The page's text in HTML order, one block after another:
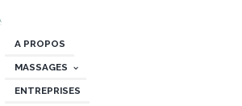
A PROPOS
MASSAGES
ENTREPRISES